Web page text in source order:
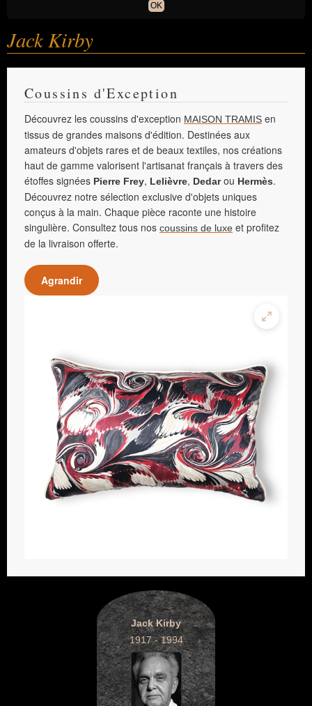
OK
Jack Kirby
Coussins d'Exception
Découvrez les coussins d'exception MAISON TRAMIS en
tissus de grandes maisons d'édition. Destinées aux
amateurs d'objets rares et de beaux textiles, nos créations
haut de gamme valorisent l'artisanat français à travers des
étoffes signées Pierre Frey, Lelièvre, Dedarou Hermès.
Découvrez notre sélection exclusive d'objets uniques
conçus à la main. Chaque pièce raconte une histoire
singulière. Consultez tous nos coussins de luxe et profitez
de la livraison offerte.
Agrandir
Jack Kirby
1917 - 1994